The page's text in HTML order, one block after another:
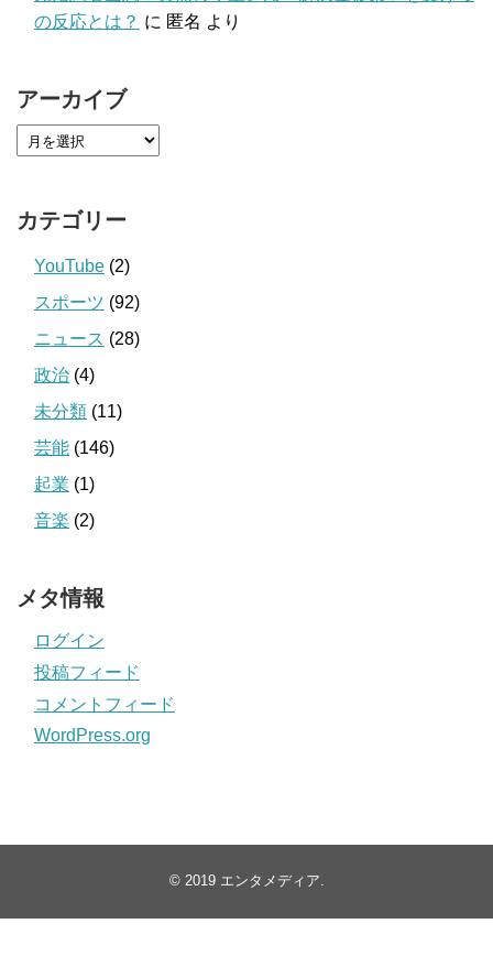
の反応とは？ に 匿名 より
アーカイブ
カテゴリー
YouTube (2)
スポーツ (92)
ニュース (28)
政治 (4)
未分類 (11)
芸能 (146)
起業 (1)
音楽 (2)
メタ情報
ログイン
投稿フィード
コメントフィード
WordPress.org
© 2019 エンタメディア.